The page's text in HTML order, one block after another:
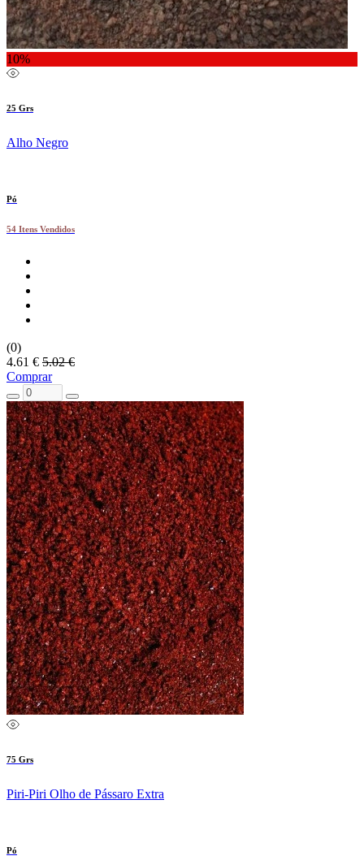
10%
25 Grs
Alho Negro
Pó
54 Itens Vendidos
(0)
4.61 € 5.02 €
Comprar
75 Grs
Piri-Piri Olho de Pássaro Extra
Pó